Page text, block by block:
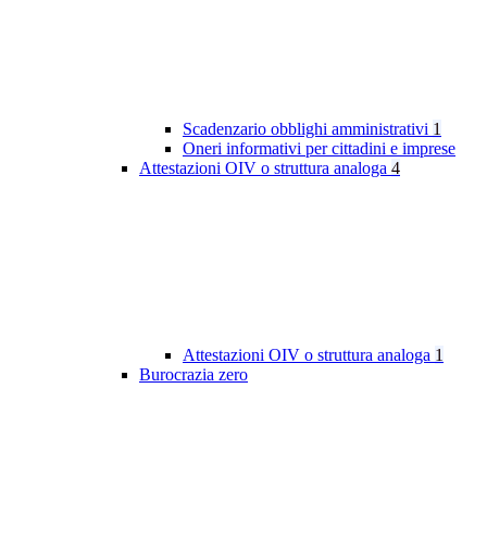
Scadenzario obblighi amministrativi 1
Oneri informativi per cittadini e imprese
Attestazioni OIV o struttura analoga 4
Attestazioni OIV o struttura analoga 1
Burocrazia zero